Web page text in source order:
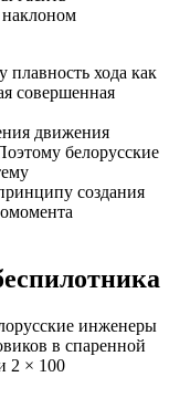
наклоном
плавность хода как
совершенная
движения
белорусские
создания
инженеры
в спаренной
2 × 100